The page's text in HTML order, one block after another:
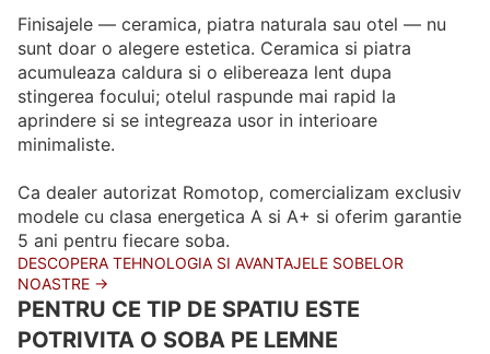
Finisajele — ceramica, piatra naturala sau otel — nu
sunt doar o alegere estetica. Ceramica si piatra
acumuleaza caldura si o elibereaza lent dupa
stingerea focului; otelul raspunde mai rapid la
aprindere si se integreaza usor in interioare
minimaliste.
Ca dealer autorizat Romotop, comercializam exclusiv
modele cu clasa energetica A si A+ si oferim garantie
5 ani pentru fiecare soba.
DESCOPERA TEHNOLOGIA SI AVANTAJELE SOBELOR
NOASTRE →
PENTRU CE TIP DE SPATIU ESTE
POTRIVITA O SOBA PE LEMNE